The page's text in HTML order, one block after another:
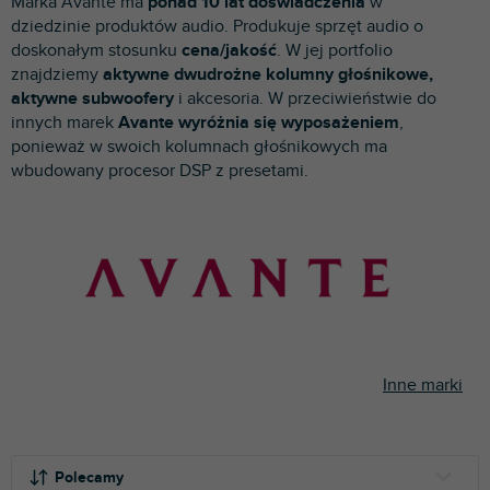
dziedzinie produktów audio. Produkuje sprzęt audio o
doskonałym stosunku cena/jakość. W jej portfolio
znajdziemy aktywne dwudrożne kolumny głośnikowe,
aktywne subwoofery i akcesoria. W przeciwieństwie do
innych marek Avante wyróżnia się wyposażeniem,
ponieważ w swoich kolumnach głośnikowych ma
wbudowany procesor DSP z presetami.
Inne marki
Polecamy
p
r
o
d
u
k
t
ó